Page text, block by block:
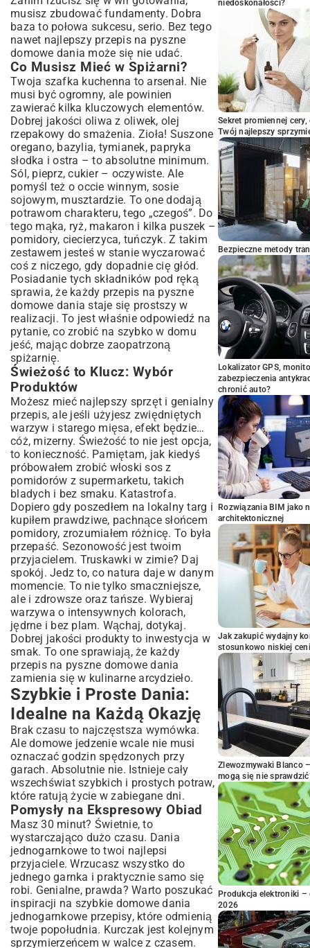
musisz zbudować fundamenty. Dobra
baza to połowa sukcesu, serio. Bez tego
nawet najlepszy przepis na pyszne
domowe dania może się nie udać.
Co Musisz Mieć w Spiżarni?
Twoja szafka kuchenna to arsenał. Nie
musi być ogromny, ale powinien
zawierać kilka kluczowych elementów.
Dobrej jakości oliwa z oliwek, olej
rzepakowy do smażenia. Zioła! Suszone
oregano, bazylia, tymianek, papryka
słodka i ostra – to absolutne minimum.
Sól, pieprz, cukier – oczywiste. Ale
pomyśl też o occie winnym, sosie
sojowym, musztardzie. To one dodają
potrawom charakteru, tego „czegoś”. Do
tego mąka, ryż, makaron i kilka puszek –
pomidory, ciecierzyca, tuńczyk. Z takim
zestawem jesteś w stanie wyczarować
coś z niczego, gdy dopadnie cię głód.
Posiadanie tych składników pod ręką
sprawia, że każdy przepis na pyszne
domowe dania staje się prostszy w
realizacji. To jest właśnie odpowiedź na
pytanie, co zrobić na szybko w domu
jeść, mając dobrze zaopatrzoną
spiżarnię.
Świeżość to Klucz: Wybór
Produktów
Możesz mieć najlepszy sprzęt i genialny
przepis, ale jeśli użyjesz zwiędniętych
warzyw i starego mięsa, efekt będzie…
cóż, mizerny. Świeżość to nie jest opcja,
to konieczność. Pamiętam, jak kiedyś
próbowałem zrobić włoski sos z
pomidorów z supermarketu, takich
bladych i bez smaku. Katastrofa.
Dopiero gdy poszedłem na lokalny targ i
kupiłem prawdziwe, pachnące słońcem
pomidory, zrozumiałem różnicę. To była
przepaść. Sezonowość jest twoim
przyjacielem. Truskawki w zimie? Daj
spokój. Jedz to, co natura daje w danym
momencie. To nie tylko smaczniejsze,
ale i zdrowsze oraz tańsze. Wybieraj
warzywa o intensywnych kolorach,
jędrne i bez plam. Wąchaj, dotykaj.
Dobrej jakości produkty to inwestycja w
smak. To one sprawiają, że każdy
przepis na pyszne domowe dania
zamienia się w kulinarne arcydzieło.
Szybkie i Proste Dania:
Idealne na Każdą Okazję
Brak czasu to najczęstsza wymówka.
Ale domowe jedzenie wcale nie musi
oznaczać godzin spędzonych przy
garach. Absolutnie nie. Istnieje cały
wszechświat szybkich i prostych potraw,
które ratują życie w zabiegane dni.
Pomysły na Ekspresowy Obiad
Masz 30 minut? Świetnie, to
wystarczająco dużo czasu. Dania
jednogarnkowe to twoi najlepsi
przyjaciele. Wrzucasz wszystko do
jednego garnka i praktycznie samo się
robi. Genialne, prawda? Warto poszukać
inspiracji na szybkie domowe dania
jednogarnkowe przepisy, które odmienią
twoje popołudnia. Kurczak jest kolejnym
sprzymierzeńcem w walce z czasem.
niedoskonałości?
Sekret promiennej
Twój najlepszy
Bezpieczne metody
Lokalizator GPS,
zabezpieczenia
chronić auto?
Rozwiązania BIM jako
architektonicznej
Jak zakupić wydajny
stosunkowo niskiej
Zlewozmywaki Blanco
mogą się nie
Produkcja elektroniki –
2026